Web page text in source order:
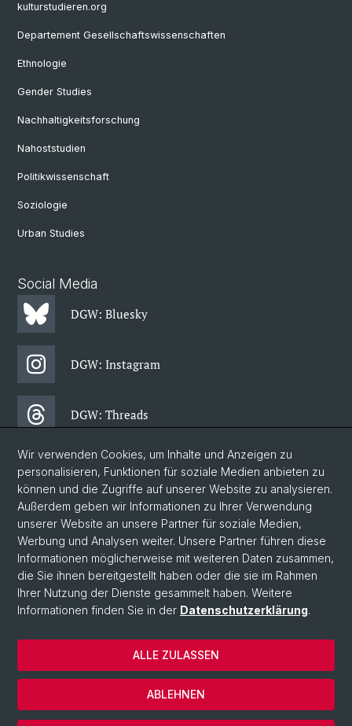
kulturstudieren.org
Departement Gesellschaftswissenschaften
Ethnologie
Gender Studies
Nachhaltigkeitsforschung
Nahoststudien
Politikwissenschaft
Soziologie
Urban Studies
Social Media
DGW: Bluesky
DGW: Instagram
DGW: Threads
DGW: Facebook
DGW: Newsletter
© Universität Basel
Philosophisch-Historische Fakultät
Departement Gesellschaftswissenschaften
Home
Datenschutzerklärung
Wir verwenden Cookies, um Inhalte und Anzeigen zu
personalisieren, Funktionen für soziale Medien anbieten zu
können und die Zugriffe auf unserer Website zu analysieren.
Außerdem geben wir Informationen zu Ihrer Verwendung
unserer Website an unsere Partner für soziale Medien,
Werbung und Analysen weiter. Unsere Partner führen diese
Informationen möglicherweise mit weiteren Daten zusammen,
die Sie ihnen bereitgestellt haben oder die sie im Rahmen
Ihrer Nutzung der Dienste gesammelt haben. Weitere
Informationen finden Sie in der Datenschutzerklärung.
ABLEHNEN
ALLE ZULASSEN